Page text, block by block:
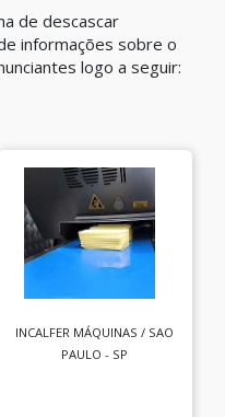
de descascar
informações sobre o
logo a seguir:
INCALFER MÁQUINAS / SAO
PAULO - SP